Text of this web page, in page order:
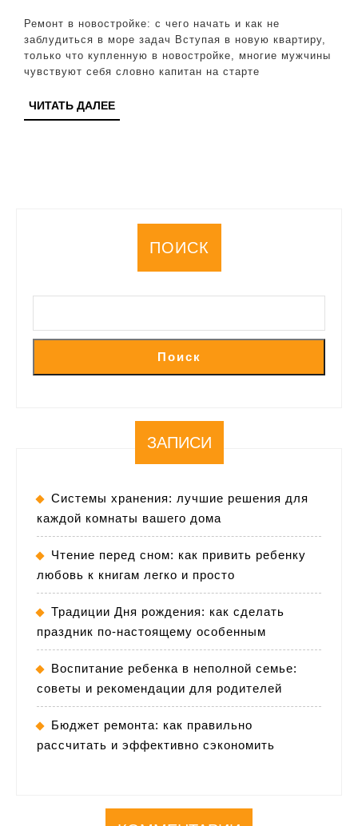
чего
начать
и
избежать
Ремонт в новостройке: с чего начать и как не
заблудиться в море задач Вступая в новую квартиру,
только что купленную в новостройке, многие мужчины
чувствуют себя словно капитан на старте
ЧИТАТЬ ДАЛЕЕЧИТАТЬ
ДАЛЕЕ
ПОИСК
Поиск
ЗАПИСИ
Системы хранения: лучшие решения для
каждой комнаты вашего дома
Чтение перед сном: как привить ребенку
любовь к книгам легко и просто
Традиции Дня рождения: как сделать
праздник по-настоящему особенным
Воспитание ребенка в неполной семье:
советы и рекомендации для родителей
Бюджет ремонта: как правильно
рассчитать и эффективно сэкономить